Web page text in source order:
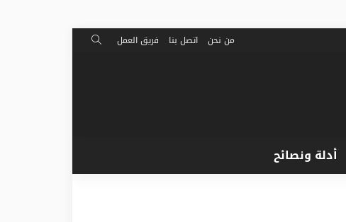
من نحن اتصل بنا فريق العمل
أدلة ونصائح